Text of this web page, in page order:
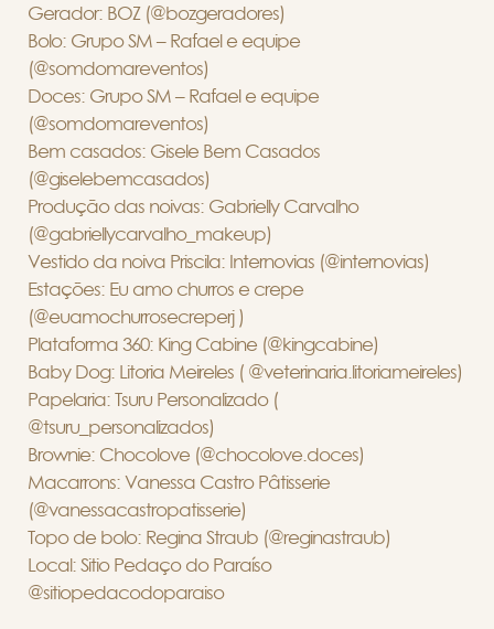
Gerador: BOZ (@bozgeradores)
Bolo: Grupo SM – Rafael e equipe
(@somdomareventos)
Doces: Grupo SM – Rafael e equipe
(@somdomareventos)
Bem casados: Gisele Bem Casados
(@giselebemcasados)
Produção das noivas: Gabrielly Carvalho
(@gabriellycarvalho_makeup)
Vestido da noiva Priscila: Internovias (@internovias)
Estações: Eu amo churros e crepe
(@euamochurrosecreperj )
Plataforma 360: King Cabine (@kingcabine)
Baby Dog: Litoria Meireles ( @veterinaria.litoriameireles)
Papelaria: Tsuru Personalizado (
@tsuru_personalizados)
Brownie: Chocolove (@chocolove.doces)
Macarrons: Vanessa Castro Pâtisserie
(@vanessacastropatisserie)
Topo de bolo: Regina Straub (@reginastraub)
Local: Sitio Pedaço do Paraíso
@sitiopedacodoparaiso